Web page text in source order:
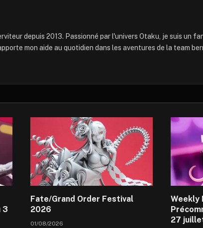
depuis 2013. Passionné par l'univers Otaku, je suis un
mon aide au quotidien dans les aventures de la team
3
Fate/Grand Order Festival
2026
01/08/2026
Weekly
27